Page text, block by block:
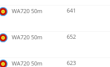
WA720 50m 641
WA720 50m 652
WA720 50m 623